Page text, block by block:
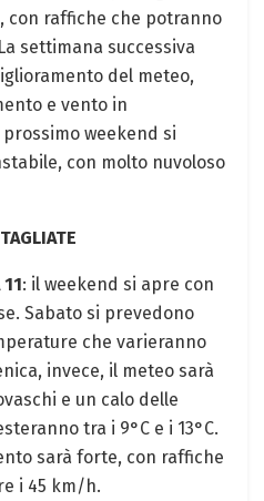
con raffiche che potranno
settimana successiva
del meteo,
e vento in
weekend si
con molto nuvoloso
: il weekend si apre con
Sabato si prevedono
che varieranno
invece, il meteo sarà
e un calo delle
tra i 9°C e i 13°C.
sarà forte, con raffiche
i 45 km/h.